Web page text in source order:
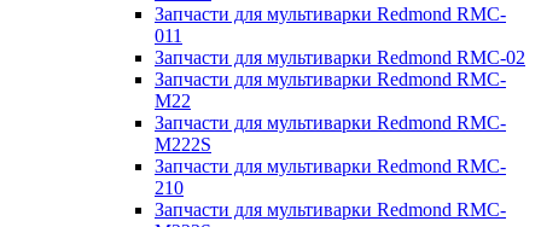
Запчасти для мультиварки Redmond RMC-
011
Запчасти для мультиварки Redmond RMC-02
Запчасти для мультиварки Redmond RMC-
M22
Запчасти для мультиварки Redmond RMC-
M222S
Запчасти для мультиварки Redmond RMC-
210
Запчасти для мультиварки Redmond RMC-